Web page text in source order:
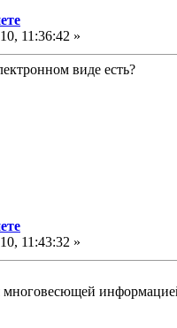
11:36:42 »
виде есть?
11:43:32 »
многовесющей